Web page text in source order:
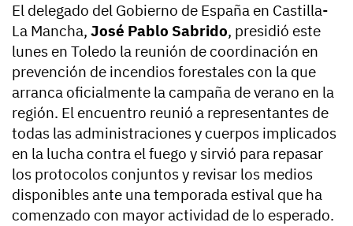
El delegado del Gobierno de España en Castilla-
La Mancha, José Pablo Sabrido, presidió este
lunes en Toledo la reunión de coordinación en
prevención de incendios forestales con la que
arranca oficialmente la campaña de verano en la
región. El encuentro reunió a representantes de
todas las administraciones y cuerpos implicados
en la lucha contra el fuego y sirvió para repasar
los protocolos conjuntos y revisar los medios
disponibles ante una temporada estival que ha
comenzado con mayor actividad de lo esperado.